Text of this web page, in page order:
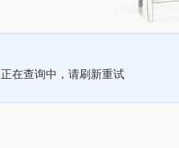
正在查询中，请刷新重试